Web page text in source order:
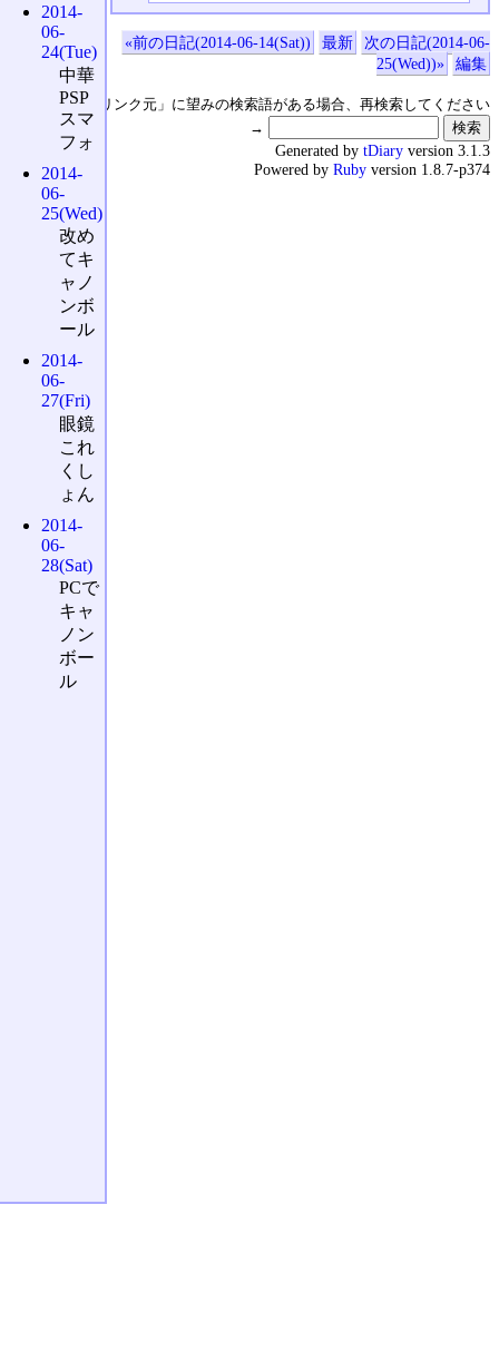
«前の日記(2014-06-14(Sat)) 最新
次の日記(2014-06-
25(Wed))»
編集
↑の「本日のリンク元」に望みの検索語がある場合、再検索してください
→
2014-
06-
24(Tue)
中華
PSP
スマ
フォ
2014-
06-
25(Wed)
改め
てキ
ャノ
ンボ
ール
2014-
06-
27(Fri)
眼鏡
これ
くし
ょん
2014-
06-
28(Sat)
PCで
キャ
ノン
ボー
ル
Generated by tDiary version 3.1.3
Powered by Ruby version 1.8.7-p374